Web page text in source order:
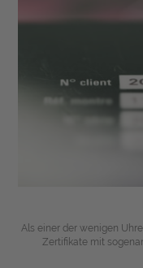
Als einer der wenigen
Zertifikate mit